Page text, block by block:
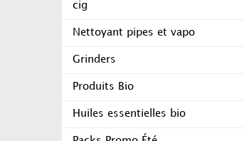
cig
Nettoyant pipes et vapo
Grinders
Produits Bio
Huiles essentielles bio